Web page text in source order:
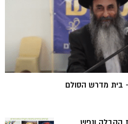
בית מדרש הסולם